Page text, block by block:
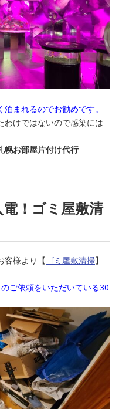
まれるのでお勧めです。
わけではないので感染には
幌お部屋片付け代行
！ゴミ屋敷清
客様より【ゴミ屋敷清掃】
ご依頼をいただいている30